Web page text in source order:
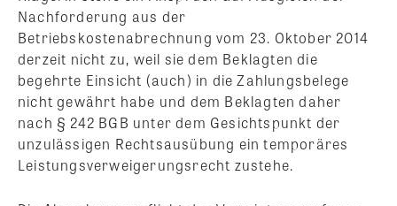
Nachforderung aus der
Betriebskostenabrechnung vom 23. Oktober 2014
derzeit nicht zu, weil sie dem Beklagten die
begehrte Einsicht (auch) in die Zahlungsbelege
nicht gewährt habe und dem Beklagten daher
nach § 242 BGB unter dem Gesichtspunkt der
unzulässigen Rechtsausübung ein temporäres
Leistungsverweigerungsrecht zustehe.